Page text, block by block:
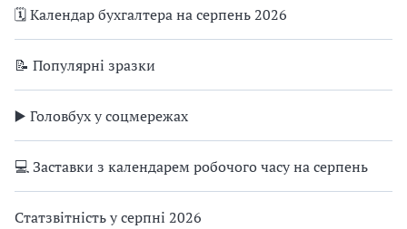
🗓️ Календар бухгалтера на серпень 2026
📝 Популярні зразки
▶️ Головбух у соцмережах
💻 Заставки з календарем робочого часу на серпень
Статзвітність у серпні 2026